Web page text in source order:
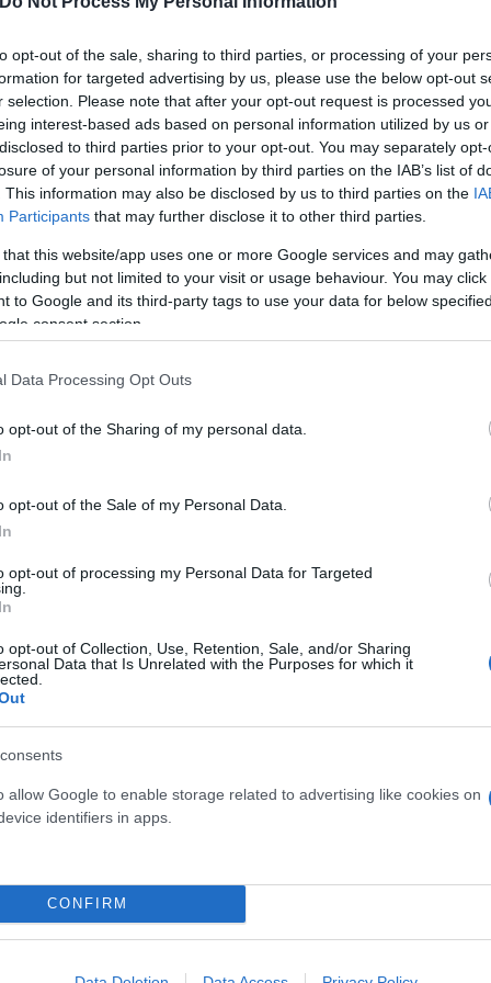
opt-out of the sale, sharing to third parties, or processing of your
for targeted advertising by us, please use the below opt-out
selection. Please note that after your opt-out request is processed
interest-based ads based on personal information utilized by us
to third parties prior to your opt-out. You may separately
of your personal information by third parties on the IAB’s list of
This information may also be disclosed by us to third parties on the
Participants that may further disclose it to other third parties.
that this website/app uses one or more Google services and may
but not limited to your visit or usage behaviour. You may
to Google and its third-party tags to use your data for below
consent section.
Data Processing Opt Outs
opt-out of the Sharing of my personal data.
opt-out of the Sale of my Personal Data.
opt-out of processing my Personal Data for Targeted
opt-out of Collection, Use, Retention, Sale, and/or Sharing
Data that Is Unrelated with the Purposes for which it
allow Google to enable storage related to advertising like cookies on
identifiers in apps.
CONFIRM
πριν Flash.gr
στην προσπάθειά του να σταματήσει τον
χρεώνεται με φάουλ. 2/2 εύστοχες βολές. 92-94
πριν Flash.gr
κλέβει την μπάλα για να φύγει στον
τελειώσει στο καλάθι για να δώσει μαξιλαράκι 4
στο «Τριφύλλι». 90-94. 1:13 πριν το τέλος.
με ένα μεγάλο τρίποντο βάζει τον Παναθηναϊκό
πριν
1:40μέχρι το τέλος της αναμέτρησης στο
πριν Flash.gr
πληγώνει τον Παναθηναϊκό